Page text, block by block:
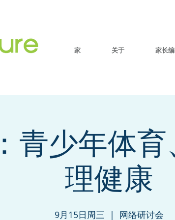
家 关于 家长编
青少年体
理健康
9月15日周三
  |
网络研讨会